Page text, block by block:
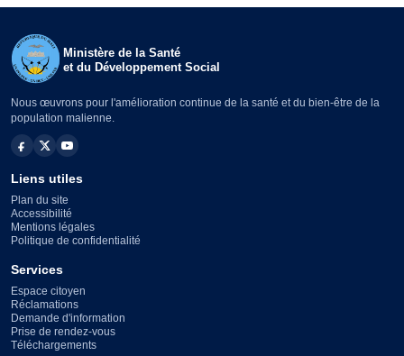
Ministère de la Santé
et du Développement Social
Nous œuvrons pour l'amélioration continue de la santé et du bien-être de la
population malienne.
Liens utiles
Plan du site
Accessibilité
Mentions légales
Politique de confidentialité
Services
Espace citoyen
Réclamations
Demande d'information
Prise de rendez-vous
Téléchargements